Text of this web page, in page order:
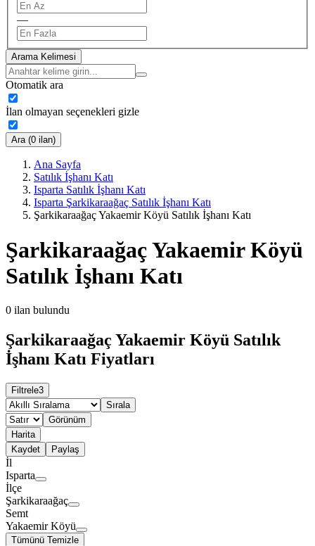
—
Arama Kelimesi
Otomatik ara
İlan olmayan seçenekleri gizle
Ara (0 ilan)
Ana Sayfa
Satılık İşhanı Katı
Isparta Satılık İşhanı Katı
Isparta Şarkikaraağaç Satılık İşhanı Katı
Şarkikaraağaç Yakaemir Köyü Satılık İşhanı Katı
Şarkikaraağaç Yakaemir Köyü
Satılık İşhanı Katı
0 ilan bulundu
Şarkikaraağaç Yakaemir Köyü Satılık
İşhanı Katı Fiyatları
Filtrele3
Sırala
Görünüm
Harita
Kaydet
Paylaş
İl
Isparta
İlçe
Şarkikaraağaç
Semt
Yakaemir Köyü
Tümünü Temizle